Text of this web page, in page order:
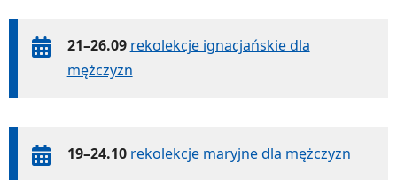
21–26.09 rekolekcje ignacjańskie dla
mężczyzn
19–24.10 rekolekcje maryjne dla mężczyzn